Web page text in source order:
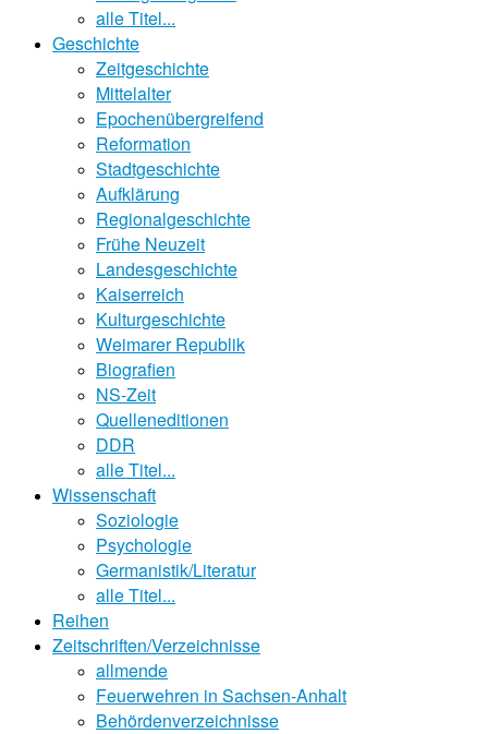
alle Titel...
Geschichte
Zeitgeschichte
Mittelalter
Epochenübergreifend
Reformation
Stadtgeschichte
Aufklärung
Regionalgeschichte
Frühe Neuzeit
Landesgeschichte
Kaiserreich
Kulturgeschichte
Weimarer Republik
Biografien
NS-Zeit
Quelleneditionen
DDR
alle Titel...
Wissenschaft
Soziologie
Psychologie
Germanistik/Literatur
alle Titel...
Reihen
Zeitschriften/Verzeichnisse
allmende
Feuerwehren in Sachsen-Anhalt
Behördenverzeichnisse